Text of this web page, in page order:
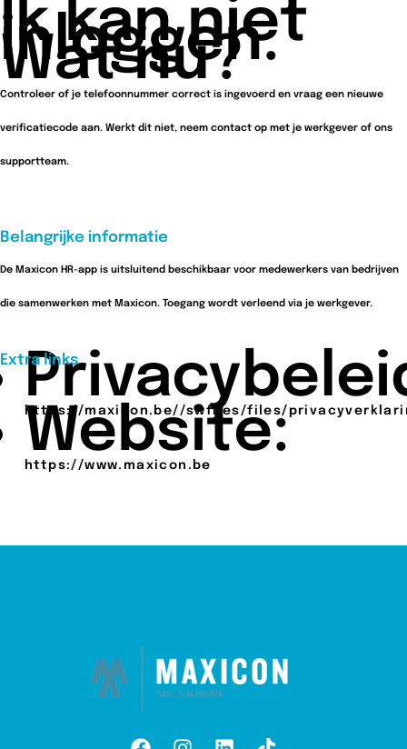
Ik kan niet
inloggen.
Wat nu?
Controleer of je telefoonnummer correct is ingevoerd en vraag een nieuwe
verificatiecode aan. Werkt dit niet, neem contact op met je werkgever of ons
supportteam.
Belangrijke informatie
De Maxicon HR-app is uitsluitend beschikbaar voor medewerkers van bedrijven
die samenwerken met Maxicon. Toegang wordt verleend via je werkgever.
Extra links
https://maxicon.be//swfiles/files/
Website:
https://www.maxicon.be